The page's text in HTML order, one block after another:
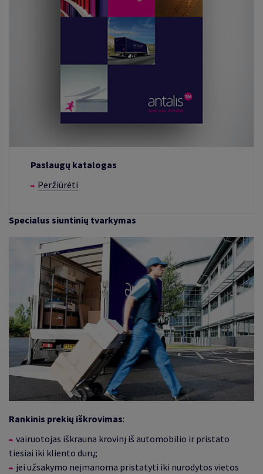
Paslaugų katalogas
Peržiūrėti
Specialus siuntinių tvarkymas
Rankinis prekių iškrovimas:
vairuotojas iškrauna krovinį iš automobilio ir pristato
tiesiai iki kliento durų;
jei užsakymo neįmanoma pristatyti iki nurodytos vietos